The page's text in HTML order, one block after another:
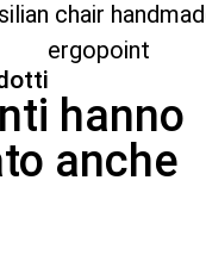
anche